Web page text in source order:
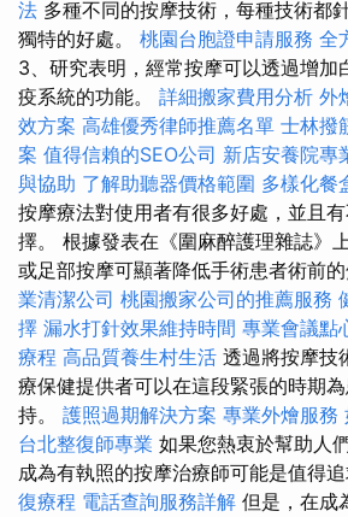
法 多種不同的按摩技術，每種技術都
獨特的好處。 桃園台胞證申請服務 全
3、研究表明，經常按摩可以透過增加
疫系統的功能。 詳細搬家費用分析 外
效方案 高雄優秀律師推薦名單 士林撥
案 值得信賴的SEO公司 新店安養院專
與協助 了解助聽器價格範圍 多樣化餐
按摩療法對使用者有很多好處，並且
擇。 根據發表在《圍麻醉護理雜誌》
或足部按摩可顯著降低手術患者術前的
業清潔公司 桃園搬家公司的推薦服務
擇 漏水打針效果維持時間 專業會議點
療程 高品質養生村生活 透過將按摩技
療保健提供者可以在這段緊張的時期
持。 護照過期解決方案 專業外燴服務
台北整復師專業 如果您熱衷於幫助人
成為有執照的按摩治療師可能是值得追
復療程 電話查詢服務詳解 但是，在成